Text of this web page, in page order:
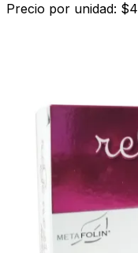
Precio por unidad: